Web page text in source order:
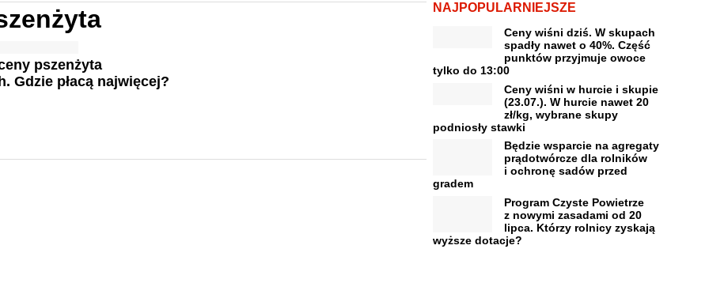
pszenżyta
Gdzie płacą najwięcej?
NAJPOPULARNIEJSZE
Ceny wiśni dziś. W skupach
spadły nawet o 40%. Część
punktów przyjmuje owoce
tylko do 13:00
Ceny wiśni w hurcie i skupie
(23.07.). W hurcie nawet 20
zł/kg, wybrane skupy
podniosły stawki
Będzie wsparcie na agregaty
prądotwórcze dla rolników
i ochronę sadów przed
gradem
Program Czyste Powietrze
z nowymi zasadami od 20
lipca. Którzy rolnicy zyskają
wyższe dotacje?